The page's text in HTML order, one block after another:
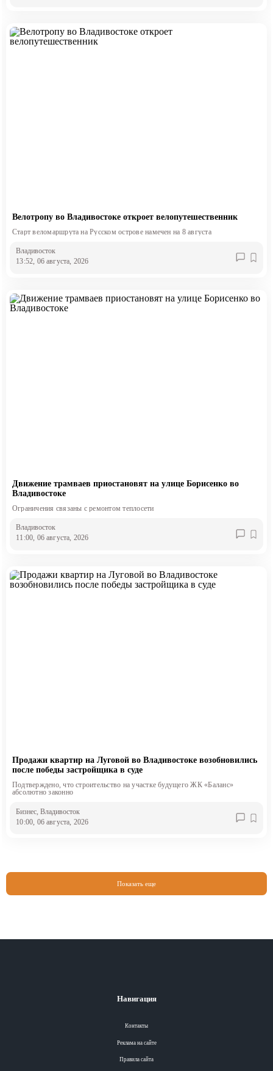
Велотропу во Владивостоке откроет велопутешественник
Старт веломаршрута на Русском острове намечен на 8 августа
Владивосток
13:52, 06 августа, 2026
Движение трамваев приостановят на улице Борисенко во
Владивостоке
Ограничения связаны с ремонтом теплосети
Владивосток
11:00, 06 августа, 2026
Продажи квартир на Луговой во Владивостоке возобновились
после победы застройщика в суде
Подтверждено, что строительство на участке будущего ЖК «Баланс»
абсолютно законно
Бизнес , Владивосток
10:00, 06 августа, 2026
Показать еще
Навигация
Контакты
Реклама на сайте
Правила сайта